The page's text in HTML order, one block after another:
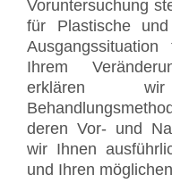
Voruntersuchung
für Plastische
Ihrem
erklären
deren Vor- und
wir Ihnen
und Ihren